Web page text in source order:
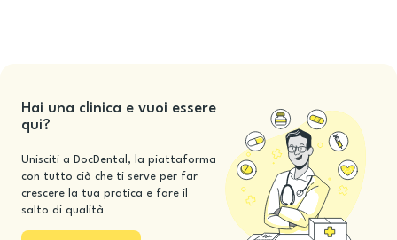
Hai una clinica e vuoi essere
qui?
Unisciti a DocDental, la piattaforma
con tutto ciò che ti serve per far
crescere la tua pratica e fare il
salto di qualità